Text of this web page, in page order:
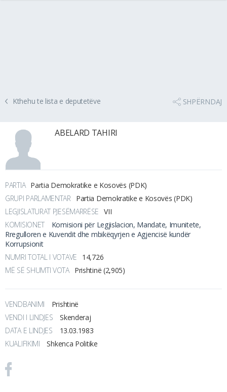
Kthehu te lista e deputetëve SHPËRNDAJ
ABELARD TAHIRI
PARTIA Partia Demokratike e Kosovës (PDK)
GRUPI PARLAMENTAR
Partia Demokratike e Kosovës (PDK)
LEGJISLATURAT PJESËMARRËSE VII
KOMISIONET
Komisioni për Legjislacion, Mandate, Imunitete,
Rregulloren e Kuvendit dhe mbikëqyrjen e Agjencisë kundër
Korrupsionit
NUMRI TOTAL I VOTAVE
14,726
MË SË SHUMTI VOTA Prishtinë (2,905)
VENDBANIMI
Prishtinë
VENDI I LINDJES
Skenderaj
DATA E LINDJES
13.03.1983
KUALIFIKIMI
Shkenca Politike